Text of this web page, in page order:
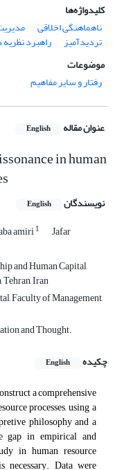
کلیدواژه‌ها
ناهماهنگی اخلاقی
تردیدآمیز
راهبرد نظریه
موضوعات
رفتار و سایر مفاهیم
عنوان مقاله English
in human
نویسندگان English
amiri1 Jafar
and Human Capital,
Iran
Faculty of Management,
and Thought.
چکیده
English
a comprehensive
processes, using a
philosophy and a
gap in empirical and
in human resource
necessary. Data were